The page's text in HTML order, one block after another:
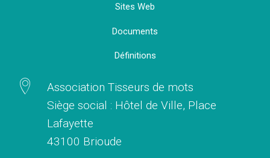
Sites Web
Documents
Définitions
Association Tisseurs de mots
Siège social : Hôtel de Ville, Place
Lafayette
43100 Brioude